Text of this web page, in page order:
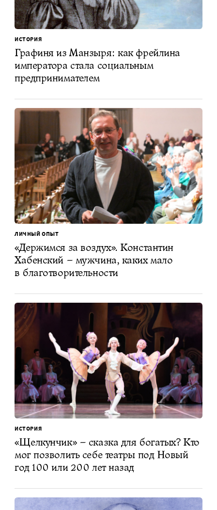
ИСТОРИЯ
Графиня из Манзыря: как фрейлина
императора стала социальным
предпринимателем
ЛИЧНЫЙ ОПЫТ
«Держимся за воздух». Константин
Хабенский – мужчина, каких мало
в благотворительности
ИСТОРИЯ
«Щелкунчик» – сказка для богатых? Кто
мог позволить себе театры под Новый
год 100 или 200 лет назад